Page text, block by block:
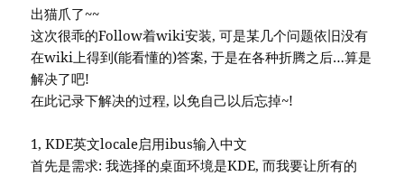
出猫爪了~~
这次很乖的Follow着wiki安装, 可是某几个问题依旧没有
在wiki上得到(能看懂的)答案, 于是在各种折腾之后…算是
解决了吧!
在此记录下解决的过程, 以免自己以后忘掉~!
1, KDE英文locale启用ibus输入中文
首先是需求: 我选择的桌面环境是KDE, 而我要让所有的